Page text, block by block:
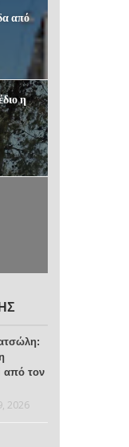
από
η
από τον
2026